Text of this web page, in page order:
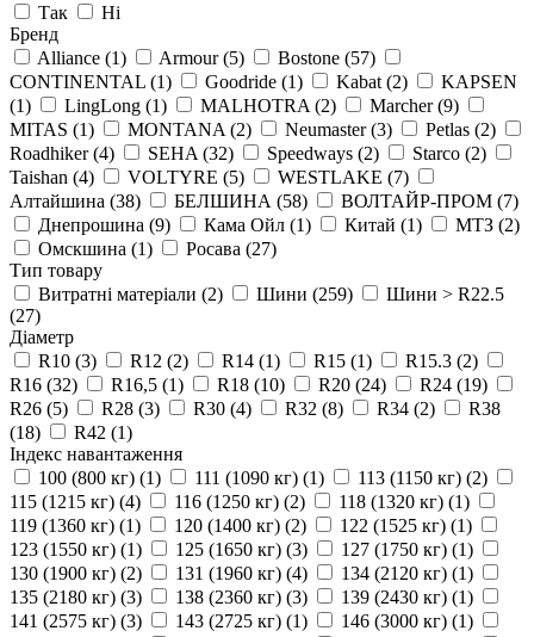
Так
Ні
Бренд
Alliance (1) Armour(5) Bostone (57)
CONTINENTAL (1) Goodride (1) Kabat (2)
KAPSEN
(1)
LingLong (1) MALHOTRA (2) Marcher(9)
MITAS (1) MONTANA (2) Neumaster(3) Petlas (2)
Roadhiker(4) SEHA (32) Speedways (2) Starco (2)
Taishan (4) VOLTYRE (5) WESTLAKE (7)
Алтайшина (38) БЕЛШИНА (58) ВОЛТАЙР-ПРОМ (7)
Днепрошина (9) Кама Ойл (1) Китай (1) МТЗ (2)
Омскшина (1) Росава (27)
Тип товару
Витратні матеріали (2) Шини (259)
Шини > R22.5
(27)
Діаметр
R10 (3) R12 (2) R14 (1) R15 (1) R15.3 (2)
R16 (32) R16,5 (1) R18 (10) R20 (24) R24 (19)
R26 (5) R28 (3) R30 (4) R32 (8) R34 (2)
R38
(18)
R42 (1)
Індекс навантаження
100 (800 кг) (1) 111 (1090 кг) (1) 113 (1150 кг) (2)
115 (1215 кг) (4) 116 (1250 кг) (2) 118 (1320 кг) (1)
119 (1360 кг) (1) 120 (1400 кг) (2) 122 (1525 кг) (1)
123 (1550 кг) (1) 125 (1650 кг) (3) 127 (1750 кг) (1)
130 (1900 кг) (2) 131 (1960 кг) (4) 134 (2120 кг) (1)
135 (2180 кг) (3) 138 (2360 кг) (3) 139 (2430 кг) (1)
141 (2575 кг) (3) 143 (2725 кг) (1) 146 (3000 кг) (1)